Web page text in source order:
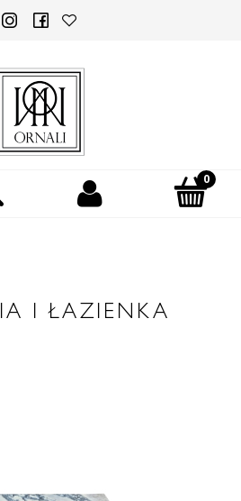
I ŁAZIENKA